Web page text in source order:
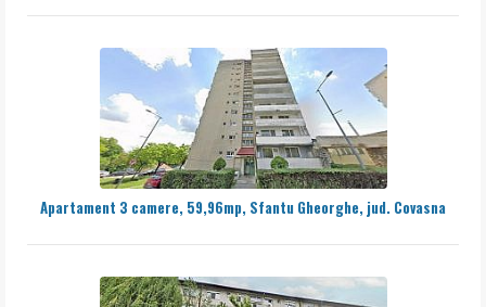
Apartament 3 camere, 59,96mp, Sfantu Gheorghe, jud. Covasna